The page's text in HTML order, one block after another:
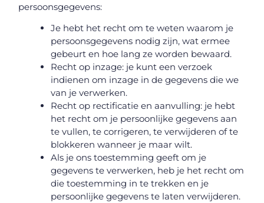
persoonsgegevens:
Je hebt het recht om te weten waarom je
persoonsgegevens nodig zijn, wat ermee
gebeurt en hoe lang ze worden bewaard.
Recht op inzage: je kunt een verzoek
indienen om inzage in de gegevens die we
van je verwerken.
Recht op rectificatie en aanvulling: je hebt
het recht om je persoonlijke gegevens aan
te vullen, te corrigeren, te verwijderen of te
blokkeren wanneer je maar wilt.
Als je ons toestemming geeft om je
gegevens te verwerken, heb je het recht om
die toestemming in te trekken en je
persoonlijke gegevens te laten verwijderen.